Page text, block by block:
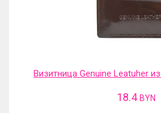
Визитница Genuine Leatuher
18.4 BYN